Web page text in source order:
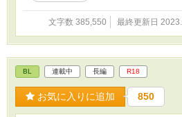
よ」と。 傷つけられ
に困惑する受けと、
る人でなしな攻めが
ソが」が口癖の口の
す。 申し訳ありませ
い致します。pixiv、
も投稿しています。
文字数 385,550 最終更新日
BL 連載中 長編 R18
お気に入りに追加 850